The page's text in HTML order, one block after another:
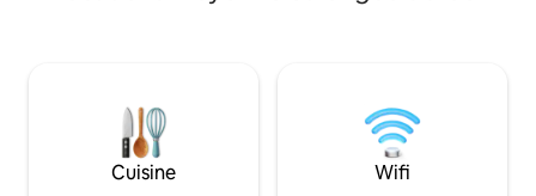
Cuisine Wifi